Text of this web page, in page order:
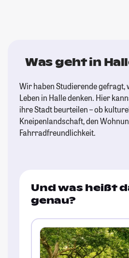
Was geht in
Wir haben Studierende gefragt,
Leben in Halle denken. Hier
ihre Stadt beurteilen – ob
Kneipenlandschaft, den
Fahrradfreundlichkeit.
Und was heißt
genau?